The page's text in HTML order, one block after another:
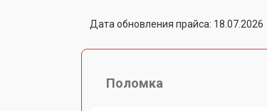
Дата обновления прайса: 18.07.2026
Поломка